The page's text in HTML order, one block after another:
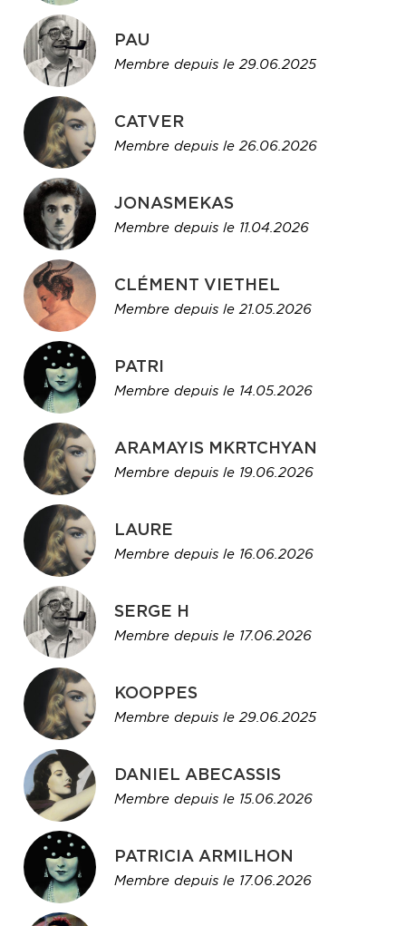
PAU
Membre depuis le 29.06.2025
CATVER
Membre depuis le 26.06.2026
JONASMEKAS
Membre depuis le 11.04.2026
CLÉMENT VIETHEL
Membre depuis le 21.05.2026
PATRI
Membre depuis le 14.05.2026
ARAMAYIS MKRTCHYAN
Membre depuis le 19.06.2026
LAURE
Membre depuis le 16.06.2026
SERGE H
Membre depuis le 17.06.2026
KOOPPES
Membre depuis le 29.06.2025
DANIEL ABECASSIS
Membre depuis le 15.06.2026
PATRICIA ARMILHON
Membre depuis le 17.06.2026